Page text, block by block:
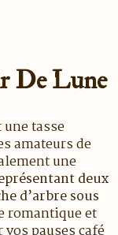
De Lune
une tasse
amateurs de
une
deux
d’arbre sous
romantique et